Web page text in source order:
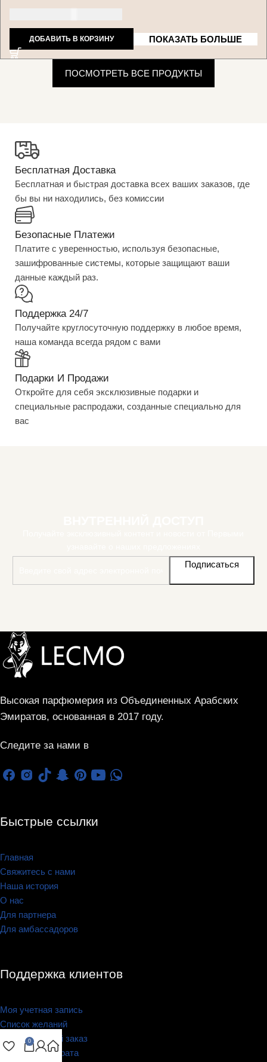
ПОКАЗАТЬ БОЛЬШЕ
ДОБАВИТЬ В КОРЗИНУ
ПОСМОТРЕТЬ ВСЕ ПРОДУКТЫ
Бесплатная Доставка
Бесплатная и быстрая доставка всех ваших заказов, где
бы вы ни находились, без комиссии
Безопасные Платежи
Платите с уверенностью, используя безопасные,
зашифрованные системы, которые защищают ваши
данные каждый раз.
Поддержка 24/7
Получайте круглосуточную поддержку в любое время,
наша команда всегда рядом с вами
Подарки И Продажи
Откройте для себя эксклюзивные подарки и
специальные распродажи, созданные специально для
вас
Подписаться
Высокая парфюмерия из Объединенных Арабских
Эмиратов, основанная в 2017 году.
Следите за нами в
Быстрые ссылки
Главная
Свяжитесь с нами
Наша история
О нас
Для партнера
Для амбассадоров
Поддержка клиентов
Моя учетная запись
Список желаний
Отследить мой заказ
Политика возврата
0